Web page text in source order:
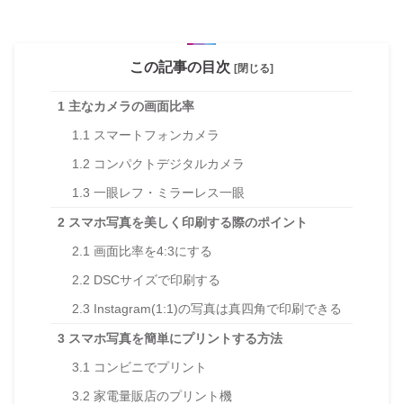
この記事の目次 [閉じる]
1 主なカメラの画面比率
1.1 スマートフォンカメラ
1.2 コンパクトデジタルカメラ
1.3 一眼レフ・ミラーレス一眼
2 スマホ写真を美しく印刷する際のポイント
2.1 画面比率を4:3にする
2.2 DSCサイズで印刷する
2.3 Instagram(1:1)の写真は真四角で印刷できる
3 スマホ写真を簡単にプリントする方法
3.1 コンビニでプリント
3.2 家電量販店のプリント機